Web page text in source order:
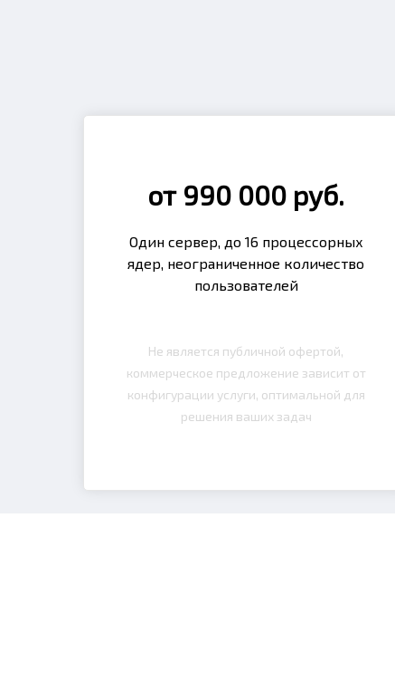
от 990 000 руб.
Один сервер, до 16 процессорных
ядер, неограниченное количество
пользователей
Не является публичной офертой,
коммерческое предложение зависит от
конфигурации услуги, оптимальной для
решения ваших задач